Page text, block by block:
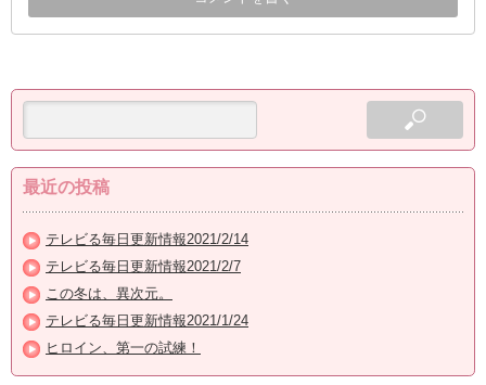
最近の投稿
テレビる毎日更新情報2021/2/14
テレビる毎日更新情報2021/2/7
この冬は、異次元。
テレビる毎日更新情報2021/1/24
ヒロイン、第一の試練！